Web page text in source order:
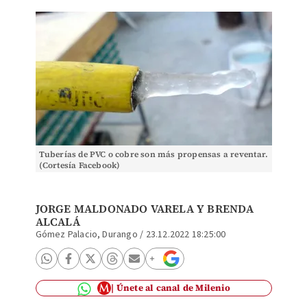
Tuberías de PVC o cobre son más propensas a reventar.
(Cortesía Facebook)
JORGE MALDONADO VARELA Y BRENDA
ALCALÁ
Gómez Palacio, Durango / 23.12.2022 18:25:00
Únete al canal de Milenio